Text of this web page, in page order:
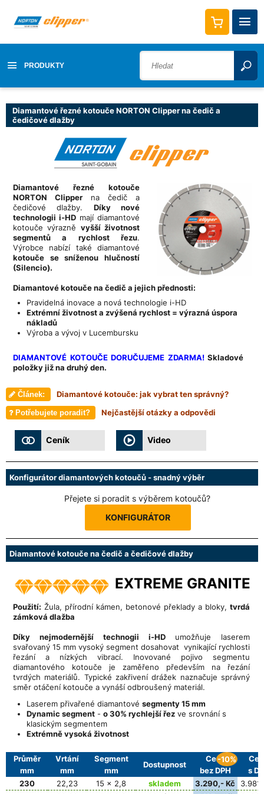
PRODUKTY
Diamantové řezné kotouče NORTON Clipper na čedič a
čedičové dlažby
Diamantové řezné kotouče
NORTON Clipper na čedič a
čedičové dlažby. Díky nové
technologii i-HD mají diamantové
kotouče výrazně vyšší životnost
segmentů a rychlost řezu.
Výrobce nabízí také diamantové
kotouče se sníženou hlučností
(Silencio).
Diamantové kotouče na čedič a jejich přednosti:
Pravidelná inovace a nová technologie i-HD
Extrémní životnost a zvýšená rychlost = výrazná úspora
nákladů
Výroba a vývoj v Lucembursku
DIAMANTOVÉ KOTOUČE DORUČUJEME ZDARMA!Skladové
položky již na druhý den.
Článek: Diamantové kotouče: jak vybrat ten správný?
Potřebujete poradit? Nejčastější otázky a odpovědi
Ceník Video
Konfigurátor diamantových kotoučů - snadný výběr
Přejete si poradit s výběrem kotoučů?
KONFIGURÁTOR
Diamantové kotouče na čedič a čedičové dlažby
EXTREME GRANITE
Použití: Žula, přírodní kámen, betonové překlady a bloky, tvrdá
zámková dlažba
Díky nejmodernější technogii i-HD umožňuje laserem
svařovaný 15 mm vysoký segment dosahovat vynikající rychlosti
řezání a nízkých vibrací. Inovované pojivo segmentu
diamantového kotouče je zaměřeno především na řezání
tvrdých materiálů. Typické zakřivení drážek naznačuje správný
směr otáčení kotouče a vynáší odbroušený materiál.
Laserem přivařené diamantové segmenty 15 mm
Dynamic segment - o 30% rychlejší řez ve srovnání s
klasickým segmentem
Extrémně vysoká životnost
Průměr
mm
Vrtání
mm
Segment
mm
Dostupnost
Cena
bez DPH
-10%
s
230
22,23 15 x 2,8 skladem 3.290,- Kč